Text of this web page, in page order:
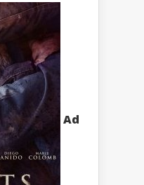
Ad